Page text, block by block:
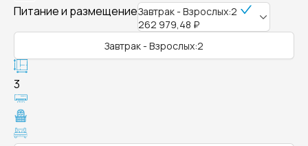
Питание и размещениеЗавтрак - Взрослых:2
262 979,48 ₽
Завтрак - Взрослых:2
3